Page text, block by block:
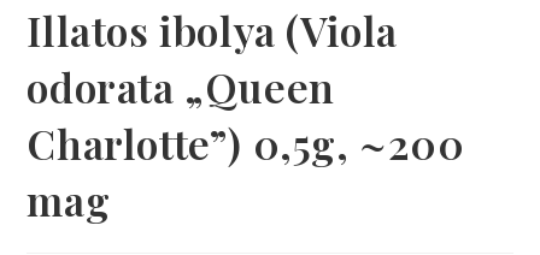
Illatos ibolya (Viola
odorata „Queen
Charlotte”) 0,5g, ~200
mag